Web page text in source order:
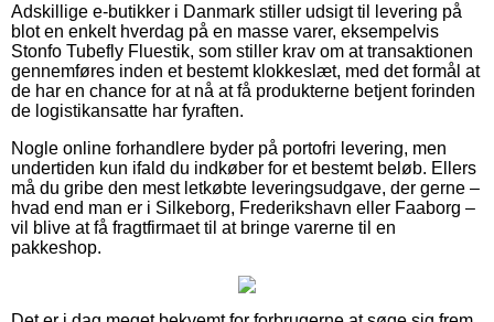
Adskillige e-butikker i Danmark stiller udsigt til levering på
blot en enkelt hverdag på en masse varer, eksempelvis
Stonfo Tubefly Fluestik, som stiller krav om at transaktionen
gennemføres inden et bestemt klokkeslæt, med det formål at
de har en chance for at nå at få produkterne betjent forinden
de logistikansatte har fyraften.
Nogle online forhandlere byder på portofri levering, men
undertiden kun ifald du indkøber for et bestemt beløb. Ellers
må du gribe den mest letkøbte leveringsudgave, der gerne –
hvad end man er i Silkeborg, Frederikshavn eller Faaborg –
vil blive at få fragtfirmaet til at bringe varerne til en
pakkeshop.